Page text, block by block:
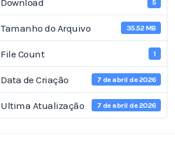
5
Tamanho do Arquivo 35.52 MB
File Count 1
Data de Criação 7 de abril de 2026
Ultima Atualização 7 de abril de 2026